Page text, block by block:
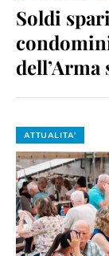
Soldi
ATTUALITA'